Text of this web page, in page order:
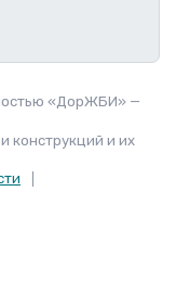
«ДорЖБИ» —
конструкций и их